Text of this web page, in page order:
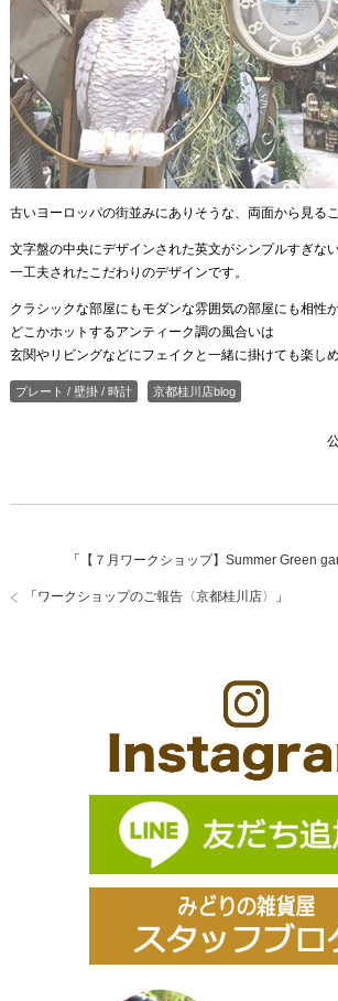
古いヨーロッパの街並みにありそうな、両面から見る
文字盤の中央にデザインされた英文がシンプルすぎない
一工夫されたこだわりのデザインです。
クラシックな部屋にもモダンな雰囲気の部屋にも相性が
どこかホットするアンティーク調の風合いは
玄関やリビングなどにフェイクと一緒に掛けても楽しめ
プレート / 壁掛 / 時計 京都桂川店blog
「 【７月ワークショップ】Summer Green
「ワークショップのご報告〈京都桂川店〉 」